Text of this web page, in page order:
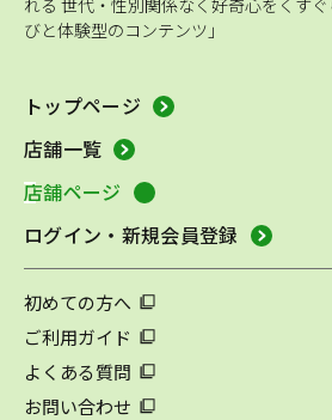
れる 世代・性別関係なく好奇心をくす
びと体験型のコンテンツ」
トップページ
店舗一覧
店舗ページ
ログイン・新規会員登録
初めての方へ
ご利用ガイド
よくある質問
お問い合わせ